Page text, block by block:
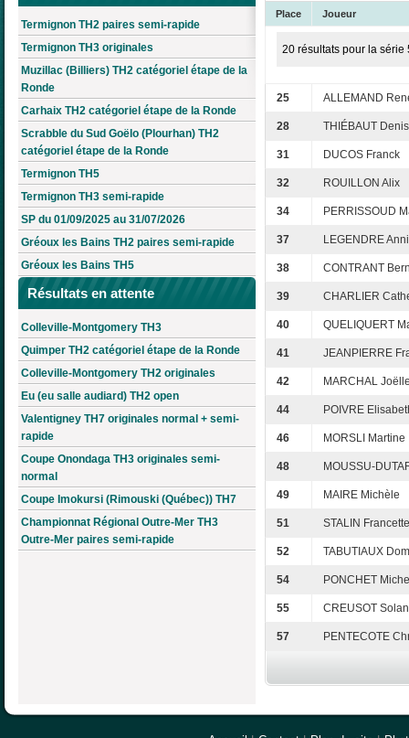
Termignon TH2 paires semi-rapide
Termignon TH3 originales
Muzillac (Billiers) TH2 catégoriel étape de la
Ronde
Carhaix TH2 catégoriel étape de la Ronde
Scrabble du Sud Goëlo (Plourhan) TH2
catégoriel étape de la Ronde
Termignon TH5
Termignon TH3 semi-rapide
SP du 01/09/2025 au 31/07/2026
Gréoux les Bains TH2 paires semi-rapide
Gréoux les Bains TH5
Résultats en attente
Colleville-Montgomery TH3
Quimper TH2 catégoriel étape de la Ronde
Colleville-Montgomery TH2 originales
Eu (eu salle audiard) TH2 open
Valentigney TH7 originales normal + semi-
rapide
Coupe Onondaga TH3 originales semi-
normal
Coupe Imokursi (Rimouski (Québec)) TH7
Championnat Régional Outre-Mer TH3
Outre-Mer paires semi-rapide
Place Joueur
20 résultats pour la série
25 ALLEMAND
28 THIÉBAUT Denis
31 DUCOS Franck
32 ROUILLON Alix
34 PERRISSOUD
37 LEGENDRE
38 CONTRANT
39 CHARLIER
40 QUELIQUERT
41 JEANPIERRE
42 MARCHAL
44 POIVRE
46 MORSLI Martine
48 MOUSSU-
49 MAIRE Michèle
51 STALIN Francette
52 TABUTIAUX
54 PONCHET
55 CREUSOT
57 PENTECOTE